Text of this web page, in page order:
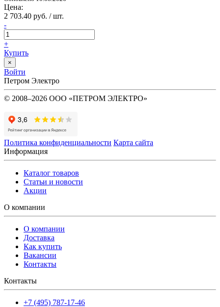
Цена:
2 703.40 руб. / шт.
-
+
Купить
×
Войти
Петром Электро
© 2008–2026 ООО «ПЕТРОМ ЭЛЕКТРО»
Политика конфиденциальности Карта сайта
Информация
Каталог товаров
Статьи и новости
Акции
О компании
О компании
Доставка
Как купить
Вакансии
Контакты
Контакты
+7 (495) 787-17-46